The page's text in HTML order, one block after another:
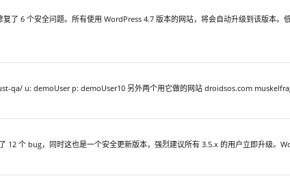
了 6 个安全问题。所有使用 WordPress 4.7 版本的网站，将会自动升级到该版本
qa/ u: demoUser p: demoUser10 另外两个用它做的网站 droidsos.com
12 个 bug，同时这也是一个安全更新版本，强烈建议所有 3.5.x 的用户立即升级。